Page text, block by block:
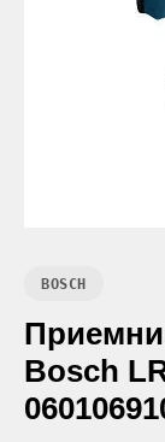
BOSCH
Bosch